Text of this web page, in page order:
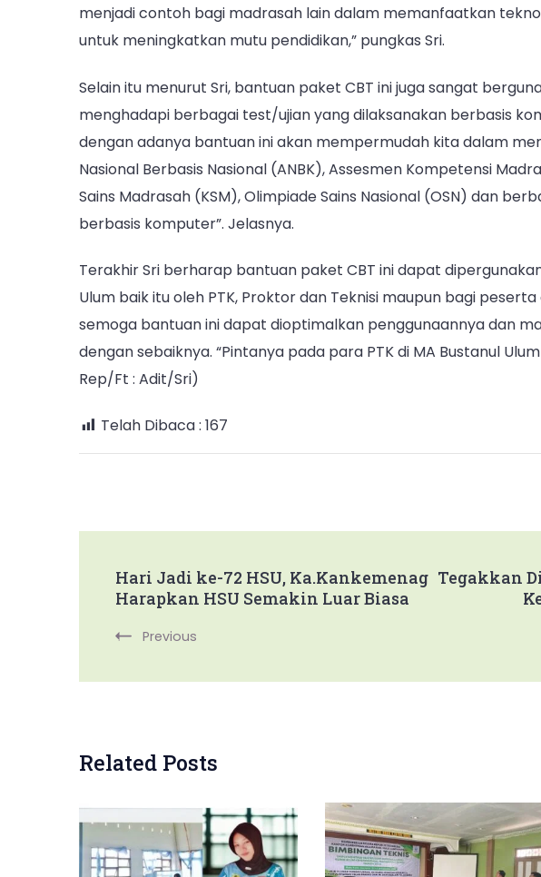
menjadi contoh bagi madrasah lain dalam memanfaatkan
untuk meningkatkan mutu pendidikan,” pungkas Sri.
Selain itu menurut Sri, bantuan paket CBT ini juga sangat
menghadapi berbagai test/ujian yang dilaksanakan berbasis
dengan adanya bantuan ini akan mempermudah kita dalam
Nasional Berbasis Nasional (ANBK), Assesmen Kompetensi
Sains Madrasah (KSM), Olimpiade Sains Nasional (OSN) dan
berbasis komputer”. Jelasnya.
Terakhir Sri berharap bantuan paket CBT ini dapat
Ulum baik itu oleh PTK, Proktor dan Teknisi maupun bagi
semoga bantuan ini dapat dioptimalkan penggunaannya dan
dengan sebaiknya. “Pintanya pada para PTK di MA Bustanul Ulum
Rep/Ft : Adit/Sri)
Telah Dibaca : 167
Post
Navigation
Hari Jadi ke-72 HSU, Ka.Kankemenag
Harapkan HSU Semakin Luar Biasa
Previous
Tegakkan
Related Posts